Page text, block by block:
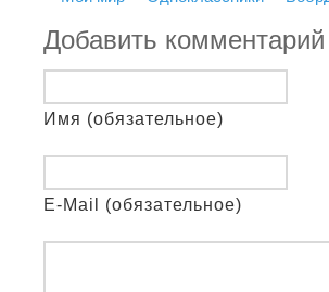
Добавить комментарий
Имя (обязательное)
E-Mail (обязательное)